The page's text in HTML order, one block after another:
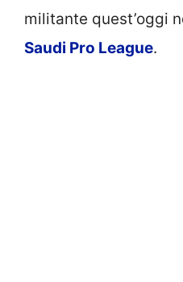
militante quest’oggi
Saudi Pro League.